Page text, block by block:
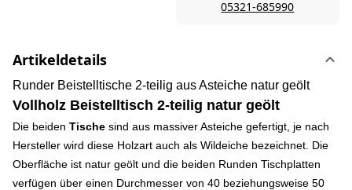
05321-685990
Artikeldetails
Runder Beistelltische 2-teilig aus Asteiche natur geölt
Vollholz Beistelltisch 2-teilig natur geölt
Die beiden Tische sind aus massiver Asteiche gefertigt, je nach
Hersteller wird diese Holzart auch als Wildeiche bezeichnet. Die
Oberfläche ist natur geölt und die beiden Runden Tischplatten
verfügen über einen Durchmesser von 40 beziehungsweise 50